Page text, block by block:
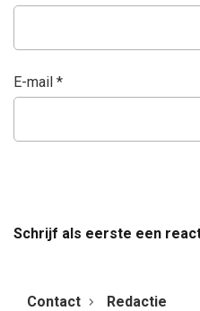
E-mail *
Schrijf als eerste een
Contact Redactie